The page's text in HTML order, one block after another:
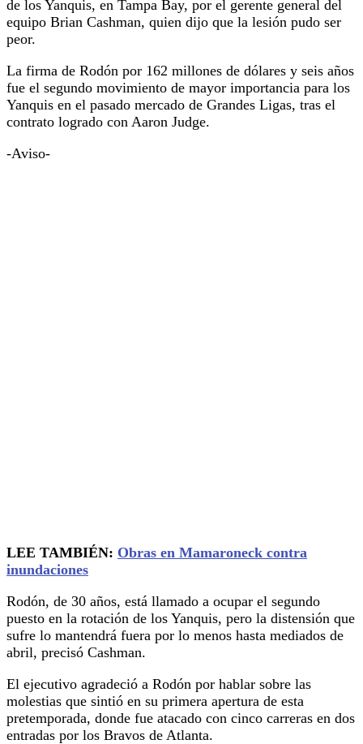
de los Yanquis, en Tampa Bay, por el gerente general del
equipo Brian Cashman, quien dijo que la lesión pudo ser
peor.
La firma de Rodón por 162 millones de dólares y seis años
fue el segundo movimiento de mayor importancia para los
Yanquis en el pasado mercado de Grandes Ligas, tras el
contrato logrado con Aaron Judge.
-Aviso-
LEE TAMBIÉN: Obras en Mamaroneck contra
inundaciones
Rodón, de 30 años, está llamado a ocupar el segundo
puesto en la rotación de los Yanquis, pero la distensión que
sufre lo mantendrá fuera por lo menos hasta mediados de
abril, precisó Cashman.
El ejecutivo agradeció a Rodón por hablar sobre las
molestias que sintió en su primera apertura de esta
pretemporada, donde fue atacado con cinco carreras en dos
entradas por los Bravos de Atlanta.